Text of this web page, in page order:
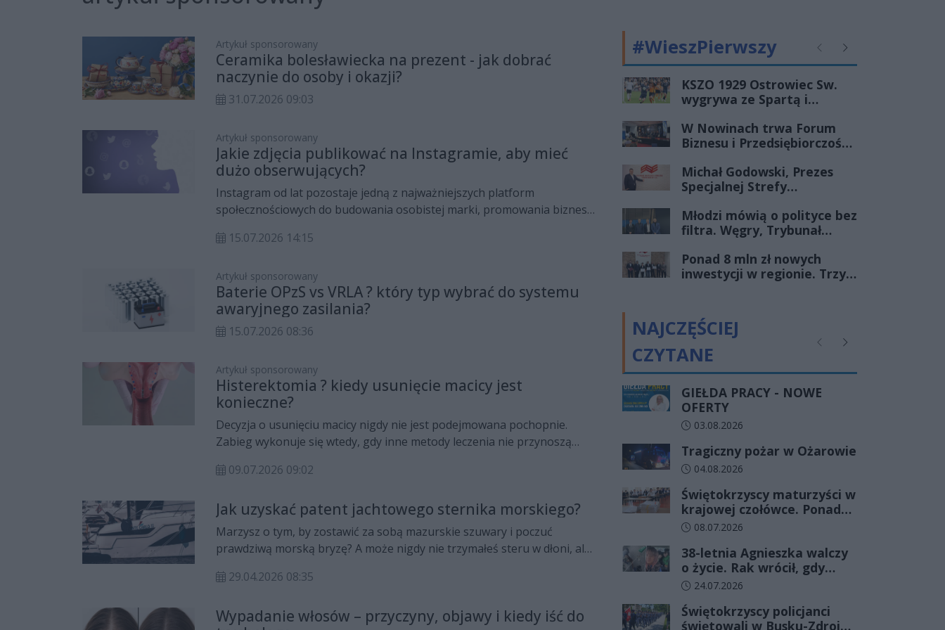
Artykuł sponsorowany
Ceramika bolesławiecka na prezent - jak dobrać
naczynie do osoby i okazji?
31.07.2026 09:03
Artykuł sponsorowany
Jakie zdjęcia publikować na Instagramie, aby mieć
dużo obserwujących?
Instagram od lat pozostaje jedną z najważniejszych platform
społecznościowych do budowania osobistej marki, promowania biznesu
użytkowników zadaje sobie to samo pytanie: dlaczego niektóre konta
mimo regularnych publikacji, stoją w miejscu? Odpowiedź nie leży
wyłącznie w liczbie postów czy w częstotliwości publikacji, ale przede
wszystkim w jakości, spójności i strategii doboru zdjęć. W tym artykule
przyjrzymy się szczegółowo temu, jakie treści wizualne przyciągają
15.07.2026 14:15
Artykuł sponsorowany
Baterie OPzS vs VRLA ? który typ wybrać do systemu
awaryjnego zasilania?
15.07.2026 08:36
Artykuł sponsorowany
Histerektomia ? kiedy usunięcie macicy jest
konieczne?
Decyzja o usunięciu macicy nigdy nie jest podejmowana pochopnie.
Zabieg wykonuje się wtedy, gdy inne metody leczenia nie przynoszą
Histerektomia może znacząco poprawić komfort życia pacjentki,
przewlekłych krwawień czy innych schorzeń wpływających na codzienne
funkcjonowanie. Każdy przypadek wymaga jednak indywidualnej oceny,
uwzględniającej wiek, plany dotyczące macierzyństwa, stan zdrowia i
charakter rozpoznanej choroby.
09.07.2026 09:02
Jak uzyskać patent jachtowego sternika morskiego?
Marzysz o tym, by zostawić za sobą mazurskie szuwary i poczuć
prawdziwą morską bryzę? A może nigdy nie trzymałeś steru w dłoni, ale
nieznanym? Patent jachtowego sternika morskiego to Twoja ?licencja
29.04.2026 08:35
Wypadanie włosów – przyczyny, objawy i kiedy iść do
#WieszPierwszy PoprzednieNastępne
KSZO 1929 Ostrowiec Sw.
wygrywa ze Spartą i
barażach o 2 ligę
W Nowinach trwa Forum
Biznesu i Przedsiębiorczości-
Michał Godowski, Prezes
Specjalnej Strefy
„Starachowice”, gościem
Porannej Rozmowy Radia
Młodzi mówią o polityce bez
filtra. Węgry, Trybunał
młode pokolenie naprawdę
zmienia zasady gry
Ponad 8 mln zł nowych
inwestycji w regionie. Trzy
NAJCZĘŚCIEJ
CZYTANE
PoprzednieNastępne
GIEŁDA PRACY - NOWE
OFERTY
Data dodania artykułu:
03.08.2026
Tragiczny pożar w Ożarowie
Data dodania artykułu:
04.08.2026
Świętokrzyscy maturzyści w
krajowej czołówce. Ponad
83% zdało egzamin już w
Data dodania artykułu:
08.07.2026
38-letnia Agnieszka walczy
o życie. Rak wrócił, gdy
wydawało się, że najgorsze
Data dodania artykułu:
24.07.2026
Świętokrzyscy policjanci
świętowali w Busku-Zdroju.